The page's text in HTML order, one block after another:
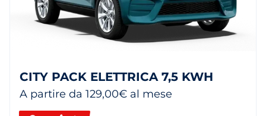
CITY PACK ELETTRICA 7,5 KWH
A partire da 129,00€ al mese